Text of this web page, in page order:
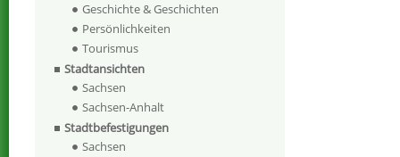
Geschichte & Geschichten
Persönlichkeiten
Tourismus
Stadtansichten
Sachsen
Sachsen-Anhalt
Stadtbefestigungen
Sachsen